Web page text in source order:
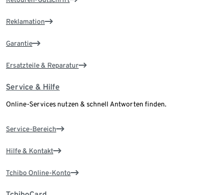
Reklamation
Garantie
Ersatzteile & Reparatur
Service & Hilfe
Online-Services nutzen & schnell Antworten finden.
Service-Bereich
Hilfe & Kontakt
Tchibo Online-Konto